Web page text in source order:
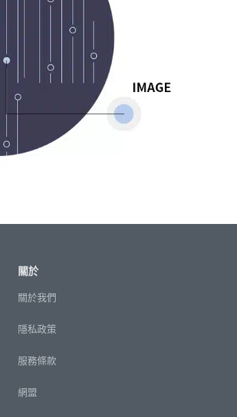
關於
關於我們
隱私政策
服務條款
網盟